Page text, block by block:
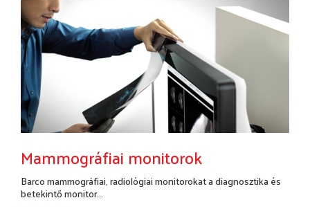
Mammográfiai monitorok
Barco mammográfiai, radiológiai monitorokat a diagnosztika és
betekintő monitor...